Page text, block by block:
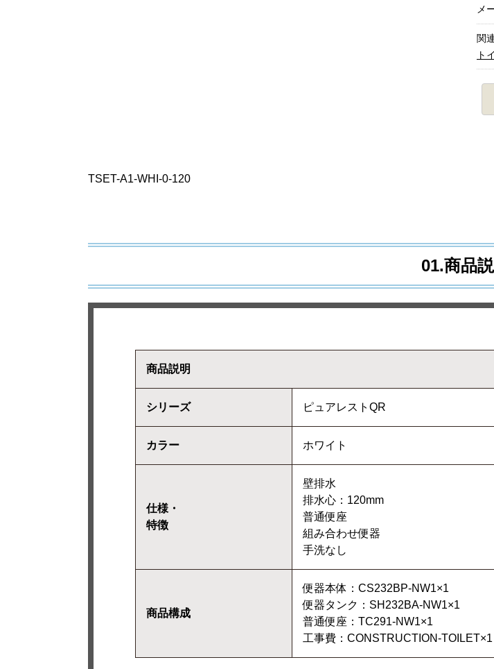
メ
関
ト
TSET-A1-WHI-0-120
01.商品
商品説明
シリーズ ピュアレストQR
カラー ホワイト
仕様・
特徴
壁排水
排水心：120mm
普通便座
組み合わせ便器
手洗なし
商品構成
便器本体：CS232BP-NW1×1
便器タンク：SH232BA-NW1×1
普通便座：TC291-NW1×1
工事費：CONSTRUCTION-TOILET×1